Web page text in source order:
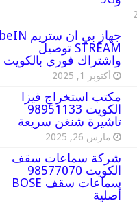
جهاز بي ان ستريم beIN
STREAM توصيل
واشتراك فوري بالكويت
أكتوبر 1, 2025
مكتب استخراج فيزا
الكويت 98951133
تاشيرة شنغن سريعة
مارس 26, 2025
شركة سماعات سقف
الكويت 98577070
سماعات سقف BOSE
أصلية